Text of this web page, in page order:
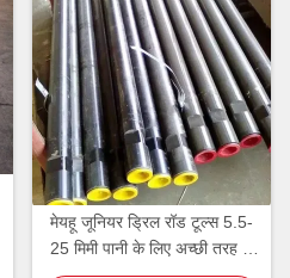
मेयहू जूनियर ड्रिल रॉड टूल्स 5.5-
25 मिमी पानी के लिए अच्छी तरह से
ड्रिलिंग मशीन